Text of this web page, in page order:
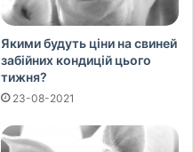
Якими будуть ціни на свиней
забійних кондицій цього
тижня?
23-08-2021